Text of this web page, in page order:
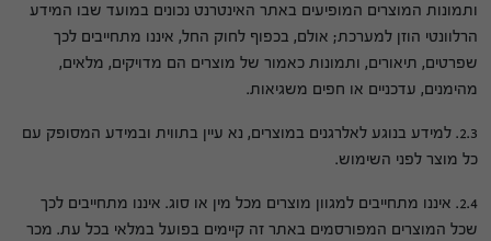
ותמונות המוצרים המופיעים באתר האינטרנט נכונים במועד שבו המידע
הרלוונטי הוזן למערכת; אולם, בכפוף לחוק החל, איננו מתחייבים לכך
שפרטים, תיאורים, ותמונות כאמור של מוצרים הם מדויקים, מלאים,
מהימנים, עדכניים או חפים משגיאות.
2.3. למידע בנוגע לאלרגנים במוצרים, נא עיין בתווית ובמידע המסופק עם
כל מוצר לפני השימוש.
2.4. איננו מתחייבים למגוון מוצרים מכל מין או סוג. איננו מתחייבים לכך
שכל המוצרים המפורסמים באתר זה קיימים בפועל במלאי בכל עת. מכר